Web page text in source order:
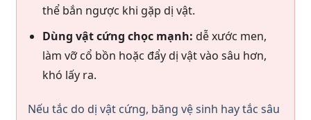
thể bắn ngược khi gặp dị vật.
Dùng vật cứng chọc mạnh: dễ xước men,
làm vỡ cổ bồn hoặc đẩy dị vật vào sâu hơn,
khó lấy ra.
Nếu tắc do dị vật cứng, băng vệ sinh hay tắc sâu